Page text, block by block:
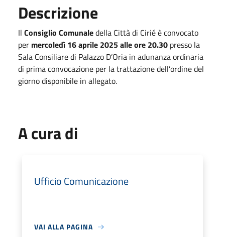
Descrizione
Il Consiglio Comunaledella Città di Cirié è convocato
per mercoledì 16 aprile 2025 alle ore 20.30 presso la
Sala Consiliare di Palazzo D’Oria in adunanza ordinaria
di prima convocazione per la trattazione dell’ordine del
giorno disponibile in allegato.
A cura di
Ufficio Comunicazione
VAI ALLA PAGINA